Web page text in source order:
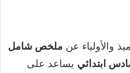
والأولياء عن ملخص شامل
ابتدائي يساعد على